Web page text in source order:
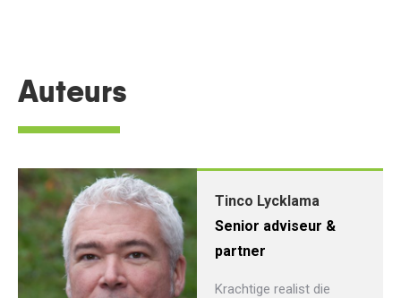
Auteurs
Tinco Lycklama
Senior adviseur &
partner
Krachtige realist die